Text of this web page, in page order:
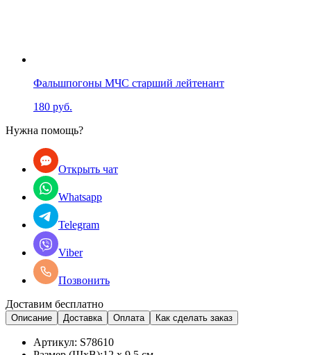
Фальшпогоны МЧС старший лейтенант
180 руб.
Нужна помощь?
Открыть чат
Whatsapp
Telegram
Viber
Позвонить
Доставим бесплатно
Описание Доставка Оплата Как сделать заказ
Артикул: S78610